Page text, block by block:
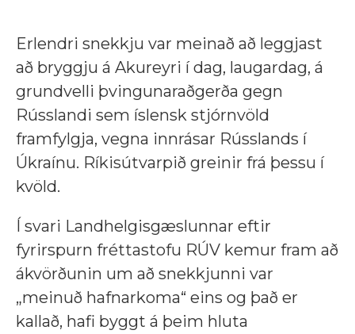
Erlendri snekkju var meinað að leggjast
að bryggju á Akureyri í dag, laugardag, á
grundvelli þvingunaraðgerða gegn
Rússlandi sem íslensk stjórnvöld
framfylgja, vegna innrásar Rússlands í
Úkraínu. Ríkisútvarpið greinir frá þessu í
kvöld.
Í svari Landhelgisgæslunnar eftir
fyrirspurn fréttastofu RÚV kemur fram að
ákvörðunin um að snekkjunni var
„meinuð hafnarkoma“ eins og það er
kallað, hafi byggt á þeim hluta